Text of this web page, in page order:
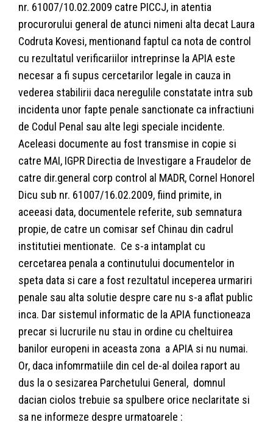
nr. 61007/10.02.2009 catre PICCJ, in atentia
procurorului general de atunci nimeni alta decat Laura
Codruta Kovesi, mentionand faptul ca nota de control
cu rezultatul verificariilor intreprinse la APIA este
necesar a fi supus cercetarilor legale in cauza in
vederea stabilirii daca neregulile constatate intra sub
incidenta unor fapte penale sanctionate ca infractiuni
de Codul Penal sau alte legi speciale incidente.
Aceleasi documente au fost transmise in copie si
catre MAI, IGPR Directia de Investigare a Fraudelor de
catre dir.general corp control al MADR, Cornel Honorel
Dicu sub nr. 61007/16.02.2009, fiind primite, in
aceeasi data, documentele referite, sub semnatura
propie, de catre un comisar sef Chinau din cadrul
institutiei mentionate. Ce s-a intamplat cu
cercetarea penala a continutului documentelor in
speta data si care a fost rezultatul inceperea urmariri
penale sau alta solutie despre care nu s-a aflat public
inca. Dar sistemul informatic de la APIA functioneaza
precar si lucrurile nu stau in ordine cu cheltuirea
banilor europeni in aceasta zona a APIA si nu numai.
Or, daca infomrmatiile din cel de-al doilea raport au
dus la o sesizarea Parchetului General, domnul
dacian ciolos trebuie sa spulbere orice neclaritate si
sa ne informeze despre urmatoarele :